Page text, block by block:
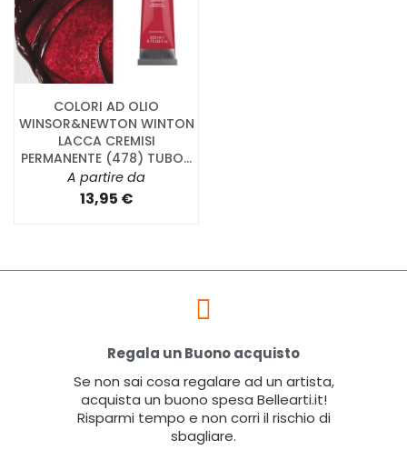
COLORI AD OLIO
WINSOR&NEWTON WINTON
LACCA CREMISI
PERMANENTE (478) TUBO...
A partire da
13,95 €
Regala un Buono acquisto
Se non sai cosa regalare ad un artista,
acquista un buono spesa Bellearti.it!
Risparmi tempo e non corri il rischio di
sbagliare.